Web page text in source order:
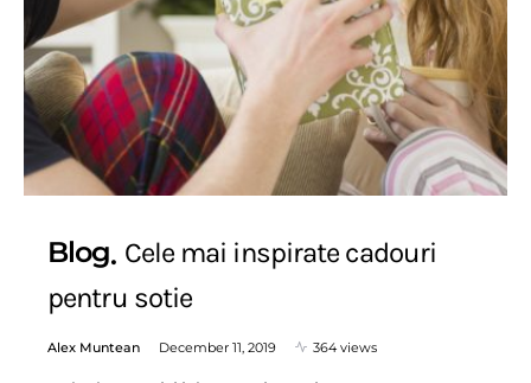
Blog Cele mai inspirate cadouri
pentru sotie
Alex Muntean December 11, 2019 364 views